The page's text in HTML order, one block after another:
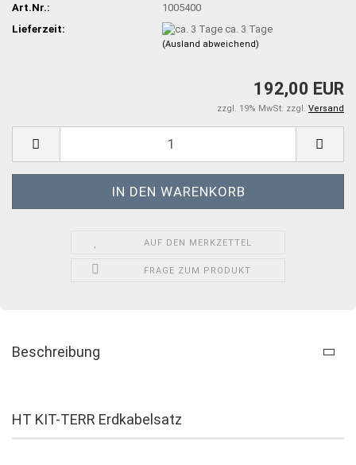
Art.Nr.:
1005400
Lieferzeit:
ca. 3 Tage
(Ausland abweichend)
192,00 EUR
zzgl. 19% MwSt. zzgl. Versand
AUF DEN MERKZETTEL
FRAGE ZUM PRODUKT
Beschreibung
HT KIT-TERR Erdkabelsatz